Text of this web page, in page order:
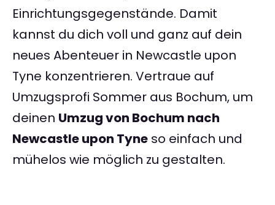
Einrichtungsgegenstände. Damit
kannst du dich voll und ganz auf dein
neues Abenteuer in Newcastle upon
Tyne konzentrieren. Vertraue auf
Umzugsprofi Sommer aus Bochum, um
deinen Umzug von Bochum nach
Newcastle upon Tyne so einfach und
mühelos wie möglich zu gestalten.